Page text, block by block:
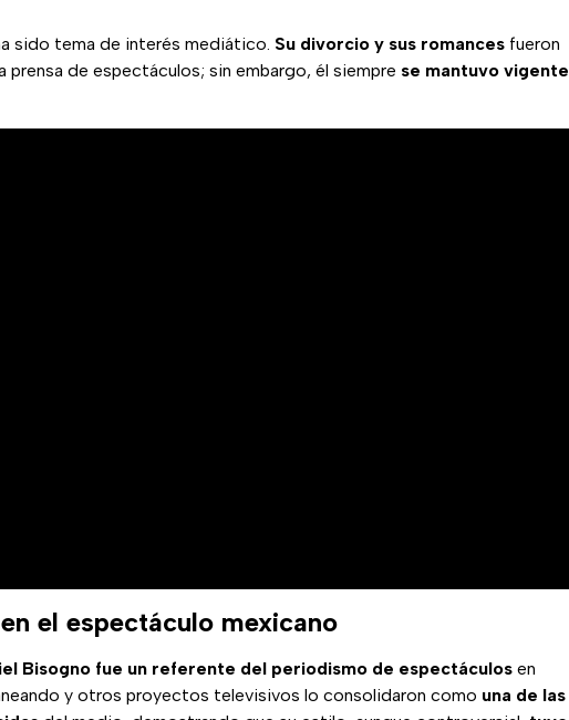
sido tema de interés mediático. Su divorcio y sus romances fueron
prensa de espectáculos; sin embargo, él siempre se mantuvo vigente
el espectáculo mexicano
Bisogno fue un referente del periodismo de espectáculos en
y otros proyectos televisivos lo consolidaron como una de las